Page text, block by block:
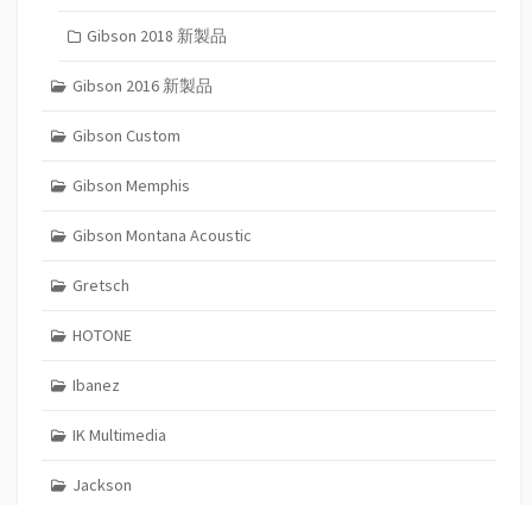
Gibson 2018 新製品
Gibson 2016 新製品
Gibson Custom
Gibson Memphis
Gibson Montana Acoustic
Gretsch
HOTONE
Ibanez
IK Multimedia
Jackson